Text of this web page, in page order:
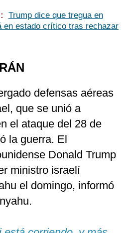
Trump dice que tregua en
en estado crítico tras rechazar
defensas aéreas
que se unió a
el ataque del 28 de
la guerra. El
Donald Trump
ministro israelí
el domingo, informó